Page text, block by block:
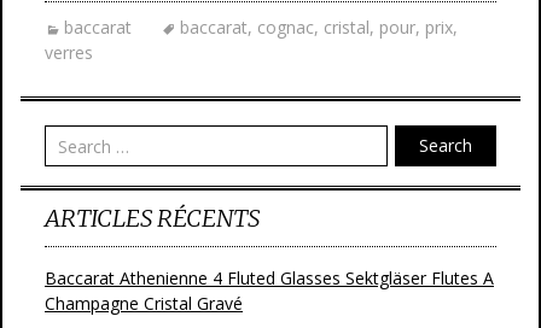
b
o
o
k
er l g
er
baccarat baccarat, cognac, cristal, pour, prix,
verres
Search
ARTICLES RÉCENTS
Baccarat Athenienne 4 Fluted Glasses Sektgläser Flutes A
Champagne Cristal Gravé